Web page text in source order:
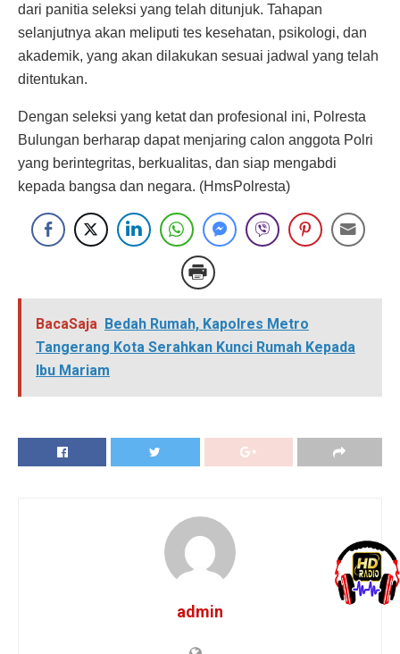
dari panitia seleksi yang telah ditunjuk. Tahapan
selanjutnya akan meliputi tes kesehatan, psikologi, dan
akademik, yang akan dilakukan sesuai jadwal yang telah
ditentukan.
Dengan seleksi yang ketat dan profesional ini, Polresta
Bulungan berharap dapat menjaring calon anggota Polri
yang berintegritas, berkualitas, dan siap mengabdi
kepada bangsa dan negara. (HmsPolresta)
BacaSaja Bedah Rumah, Kapolres Metro
Tangerang Kota Serahkan Kunci Rumah Kepada
Ibu Mariam
admin